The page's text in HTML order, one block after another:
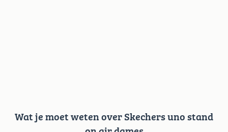
Wat je moet weten over Skechers uno stand